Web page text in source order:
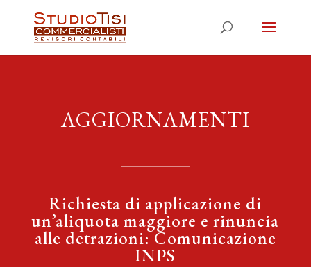
AGGIORNAMENTI
Richiesta di applicazione di
un’aliquota maggiore e rinuncia
alle detrazioni: Comunicazione
INPS